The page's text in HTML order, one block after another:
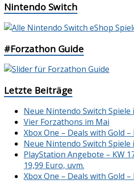
Nintendo Switch
#Forzathon Guide
Letzte Beiträge
Neue Nintendo Switch Spiele
Vier Forzathons im Mai
Xbox One – Deals with Gold –
Neue Nintendo Switch Spiele
PlayStation Angebote – KW
19,99 Euro, uvm.
Xbox One – Deals with Gold –